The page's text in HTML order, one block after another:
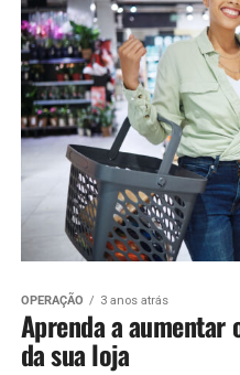
OPERAÇÃO 3 anos atrás
Aprenda a aumentar
da sua loja